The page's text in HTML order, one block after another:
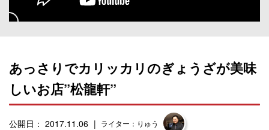
あっさりでカリッカリのぎょうざが美味
しいお店”松龍軒”
公開日： 2017.11.06 ライター：りゅう